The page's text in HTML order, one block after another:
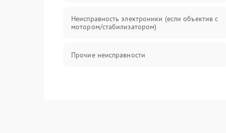
Неисправность электроники (если объектив с
мотором/стабилизатором)
Прочие неисправности